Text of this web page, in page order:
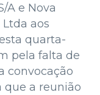
A e Nova
aos
quarta-
pela falta de
convocação
que a reunião